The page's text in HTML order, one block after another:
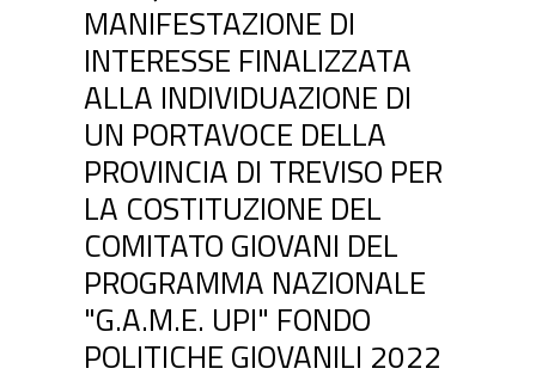
MANIFESTAZIONE DI
INTERESSE FINALIZZATA
ALLA INDIVIDUAZIONE DI
UN PORTAVOCE DELLA
PROVINCIA DI TREVISO PER
LA COSTITUZIONE DEL
COMITATO GIOVANI DEL
PROGRAMMA NAZIONALE
"G.A.M.E. UPI" FONDO
POLITICHE GIOVANILI 2022